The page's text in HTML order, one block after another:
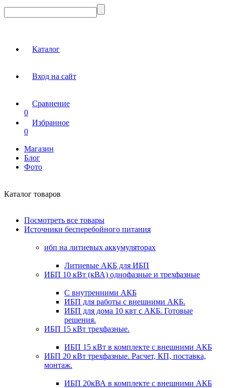
Каталог
Вход на сайт
Сравнение
0
Избранное
0
Магазин
Блог
Фото
Каталог товаров
Посмотреть все товары
Источники бесперебойного питания
ибп на литиевых аккумуляторах
Литиевые АКБ для ИБП
ИБП 10 кВт (кВА) однофазные и трехфазные
С внутренними АКБ
ИБП для работы с внешними АКБ.
ИБП для дома 10 квт с АКБ. Готовые
решения.
ИБП 15 кВт трехфазные.
ИБП 15 кВт в комплекте с внешними АКБ
ИБП 20 кВт трехфазные. Расчет, КП, поставка,
монтаж.
ИБП 20кВА в комплекте с внешними АКБ